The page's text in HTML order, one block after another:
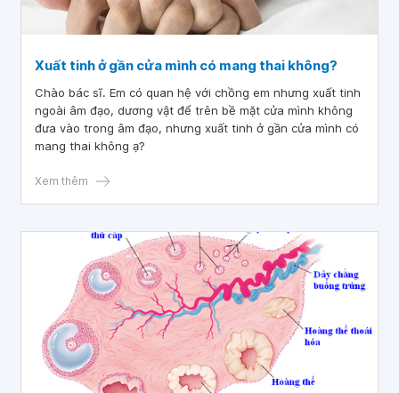
Xuất tinh ở gần cửa mình có mang thai không?
Chào bác sĩ. Em có quan hệ với chồng em nhưng xuất tinh
ngoài âm đạo, dương vật để trên bề mặt cửa mình không
đưa vào trong âm đạo, nhưng xuất tinh ở gần cửa mình có
mang thai không ạ?
Xem thêm